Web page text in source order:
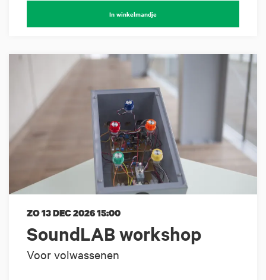
In winkelmandje
SoundLAB workshop
Voor volwassenen
ZO 13 DEC 202615:00